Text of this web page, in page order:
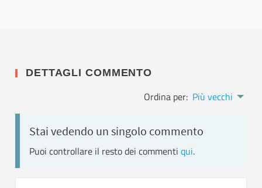
DETTAGLI COMMENTO
Ordina per: Più vecchi
Stai vedendo un singolo commento
Puoi controllare il resto dei commenti qui.